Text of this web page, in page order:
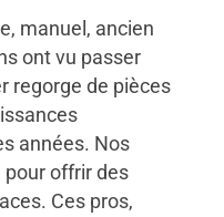
manuel, ancien
ont vu passer
regorge de pièces
années. Nos
pour offrir des
Ces pros,